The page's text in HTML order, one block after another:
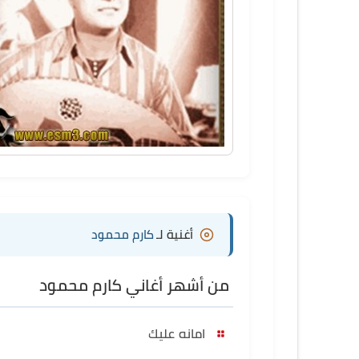
أغنية لـكارم محمود
من أشهر أغاني كارم محمود
امانه عليك